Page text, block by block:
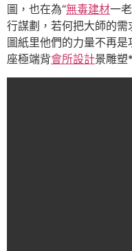
圖，也在為“無毒建材一
行謀劃，若何把大師的需
圖紙里他們的力量不再
座極端背會所設計景雕塑